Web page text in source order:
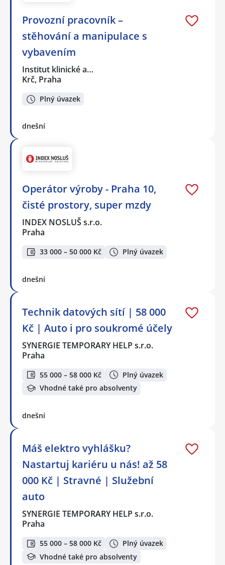
Provozní pracovník –
stěhování a manipulace s
vybavením
Institut klinické a…
Krč, Praha
Plný úvazek
dnešní
Operátor výroby - Praha 10,
čisté prostory, super mzdy
INDEX NOSLUŠ s.r.o.
Praha
33 000 – 50 000 Kč Plný úvazek
dnešní
Technik datových sítí | 58 000
Kč | Auto i pro soukromé účely
SYNERGIE TEMPORARY HELP s.r.o.
Praha
55 000 – 58 000 Kč
Plný úvazek
Vhodné také pro absolventy
dnešní
Máš elektro vyhlášku?
Nastartuj kariéru u nás! až 58
000 Kč | Stravné | Služební
auto
SYNERGIE TEMPORARY HELP s.r.o.
Praha
55 000 – 58 000 Kč
Plný úvazek
Vhodné také pro absolventy